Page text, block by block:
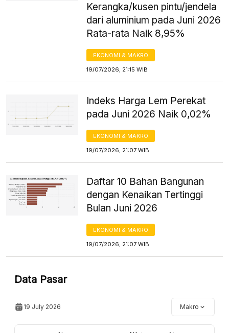
Kerangka/kusen pintu/jendela
dari aluminium pada Juni 2026
Rata-rata Naik 8,95%
EKONOMI & MAKRO
19/07/2026, 21:15 WIB
Indeks Harga Lem Perekat
pada Juni 2026 Naik 0,02%
EKONOMI & MAKRO
19/07/2026, 21:07 WIB
Daftar 10 Bahan Bangunan
dengan Kenaikan Tertinggi
Bulan Juni 2026
EKONOMI & MAKRO
19/07/2026, 21:07 WIB
Data Pasar
19 July 2026 Makro